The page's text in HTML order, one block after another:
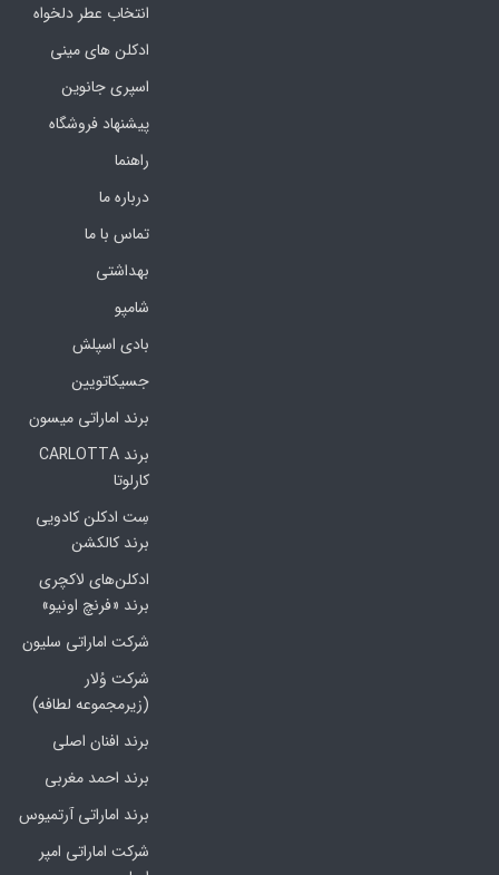
انتخاب عطر دلخواه
ادکلن های مینی
اسپری جانوین
پیشنهاد فروشگاه
راهنما
درباره ما
تماس با ما
بهداشتی
شامپو
بادی اسپلش
جسیکاتویین
برند اماراتی میسون
برند CARLOTTA
کارلوتا
سِت ادکلن کادویی
برند کالکشن
ادکلن‌های لاکچری
برند «فرنچ اونیو»
شرکت اماراتی سلیون
شرکت وُلار
(زیرمجموعه لطافه)
برند افنان اصلی
برند احمد مغربی
برند اماراتی آرتمیوس
شرکت اماراتی امپر